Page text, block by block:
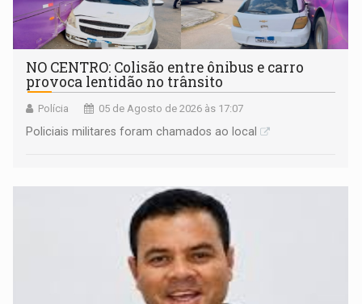
NO CENTRO: Colisão entre ônibus e carro
provoca lentidão no trânsito
Polícia 05 de Agosto de 2026 às 17:07
Policiais militares foram chamados ao local